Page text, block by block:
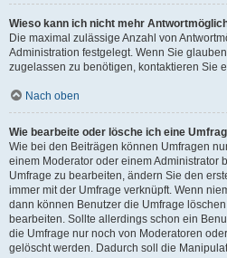
Wieso kann ich nicht mehr
Die maximal zulässige Anzahl von
Administration festgelegt. Wenn Sie
zugelassen zu benötigen, kontaktieren Sie
Nach oben
Wie bearbeite oder lösche ich eine
Wie bei den Beiträgen können Umfragen
einem Moderator oder einem Administrator
Umfrage zu bearbeiten, ändern Sie den
immer mit der Umfrage verknüpft. Wenn
dann können Benutzer die Umfrage
bearbeiten. Sollte allerdings schon ein
die Umfrage nur noch von Moderatoren
gelöscht werden. Dadurch soll die